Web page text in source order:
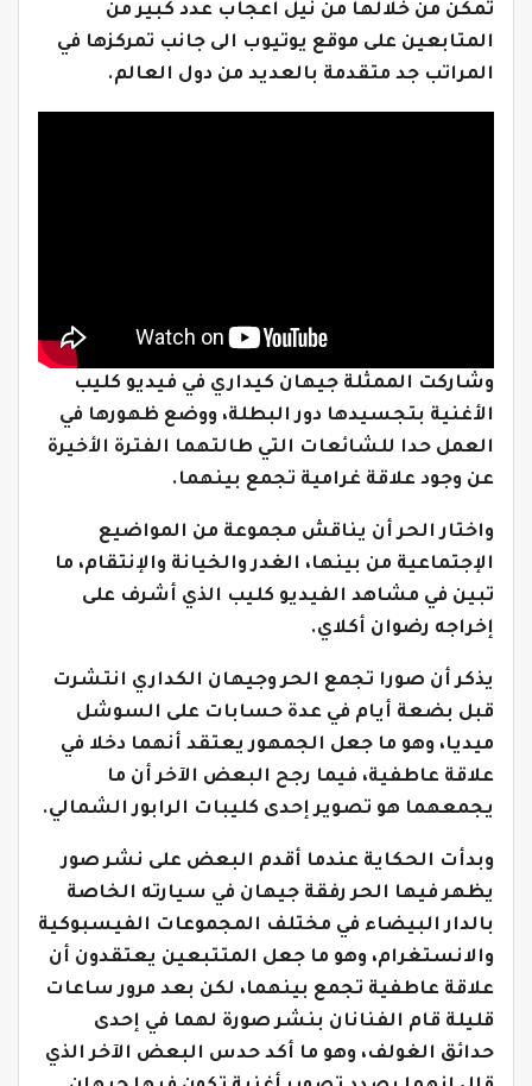
تمكن من خلالها من نيل اعجاب عدد كبير من
المتابعين على موقع يوتيوب الى جانب تمركزها في
المراتب جد متقدمة بالعديد من دول العالم.
وشاركت الممثلة جيهان كيداري في فيديو كليب
الأغنية بتجسيدها دور البطلة، ووضع ظهورها في
العمل حدا للشائعات التي طالتهما الفترة الأخيرة
عن وجود علاقة غرامية تجمع بينهما.
واختار الحر أن يناقش مجموعة من المواضيع
الإجتماعية من بينها، الغدر والخيانة والإنتقام، ما
تبين في مشاهد الفيديو كليب الذي أشرف على
إخراجه رضوان أكلاي.
يذكر أن صورا تجمع الحر وجيهان الكداري انتشرت
قبل بضعة أيام في عدة حسابات على السوشل
ميديا، وهو ما جعل الجمهور يعتقد أنهما دخلا في
علاقة عاطفية، فيما رجح البعض الآخر أن ما
يجمعهما هو تصوير إحدى كليبات الرابور الشمالي.
وبدأت الحكاية عندما أقدم البعض على نشر صور
يظهر فيها الحر رفقة جيهان في سيارته الخاصة
بالدار البيضاء في مختلف المجموعات الفيسبوكية
والانستغرام، وهو ما جعل المتتبعين يعتقدون أن
علاقة عاطفية تجمع بينهما، لكن بعد مرور ساعات
قليلة قام الفنانان بنشر صورة لهما في إحدى
حدائق الغولف، وهو ما أكد حدس البعض الآخر الذي